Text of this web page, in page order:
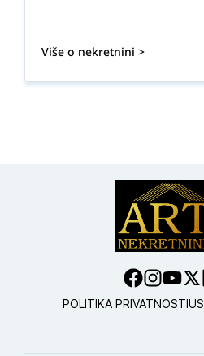
Više o nekretnini >
POLITIKA PRIVATNOSTI